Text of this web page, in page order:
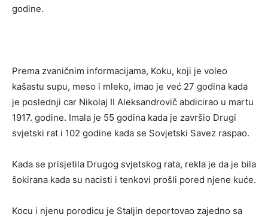
godine.
Prema zvaničnim informacijama, Koku, koji je voleo
kašastu supu, meso i mleko, imao je već 27 godina kada
je poslednji car Nikolaj II Aleksandrovič abdicirao u martu
1917. godine. Imala je 55 godina kada je završio Drugi
svjetski rat i 102 godine kada se Sovjetski Savez raspao.
Kada se prisjetila Drugog svjetskog rata, rekla je da je bila
šokirana kada su nacisti i tenkovi prošli pored njene kuće.
Kocu i njenu porodicu je Staljin deportovao zajedno sa